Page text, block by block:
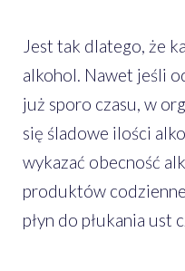
Jest tak dlatego, że
alkohol. Nawet jeśli
już sporo czasu, w
się śladowe ilości
wykazać obecność
produktów
płyn do płukania ust